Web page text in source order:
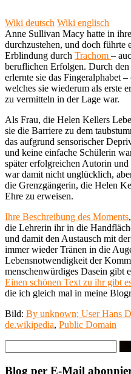
Wiki deutsch Wiki englisch
Anne Sullivan Macy hatte in
durchzustehen, und doch führte
Erblindung durch Trachom –
beruflichen Erfolgen. Durch
erlernte sie das Fingeralphabet
welches sie wiederum als erste
zu vermitteln in der Lage war.
Als Frau, die Helen Kellers
sie die Barriere zu dem
das aufgrund sensorischer
und keine einfache Schülerin
später erfolgreichen Autorin
war damit nicht unglücklich,
die Grenzgängerin, die Helen
Ehre zu erweisen.
Ihre Beschreibung des Moments
die Lehrerin ihr in die
und damit den Austausch mit
immer wieder Tränen in die
Lebensnotwendigkeit der
menschenwürdiges Dasein gibt
Einen schönen Text zu ihr gibt
die ich gleich mal in meine
Bild: By unknown; User Hans
de.wikipedia, Public Domain
nach:
Blog per E-Mail